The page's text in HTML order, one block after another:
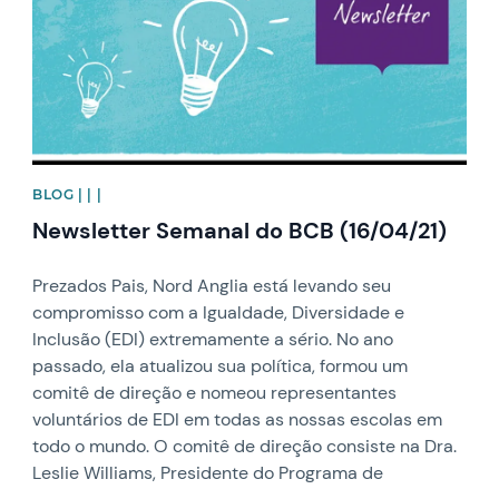
BLOG | | |
Newsletter Semanal do BCB (16/04/21)
Prezados Pais, Nord Anglia está levando seu
compromisso com a Igualdade, Diversidade e
Inclusão (EDI) extremamente a sério. No ano
passado, ela atualizou sua política, formou um
comitê de direção e nomeou representantes
voluntários de EDI em todas as nossas escolas em
todo o mundo. O comitê de direção consiste na Dra.
Leslie Williams, Presidente do Programa de